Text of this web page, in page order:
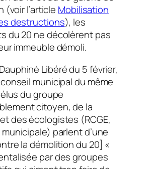
(voir l’article Mobilisation
destructions), les
du 20 ne décolèrent pas
immeuble démoli.
Dauphiné Libérédu 5 février,
municipal du même
du groupe
citoyen, de la
des écologistes (RCGE,
parlent d’une
la démolition du 20] «
par des groupes